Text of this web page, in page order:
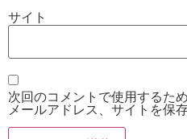
サイト
次回のコメントで使用するた
メールアドレス、サイトを保存